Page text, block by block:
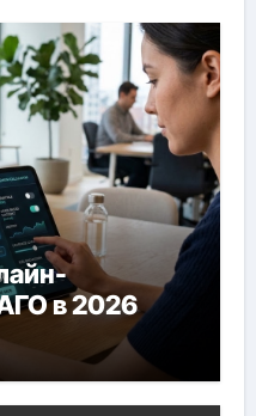
в 2026